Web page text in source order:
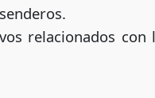
relacionados